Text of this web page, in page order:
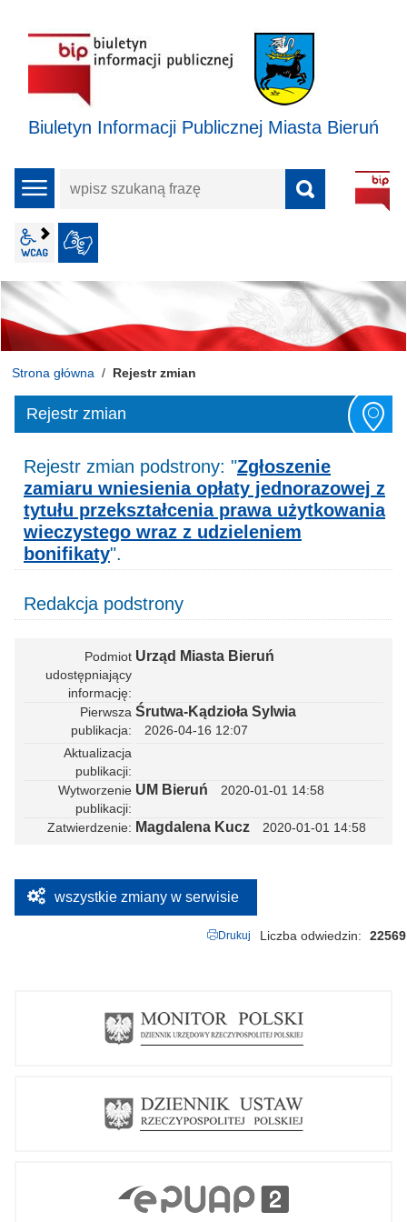
Biuletyn Informacji Publicznej Miasta Bieruń
menu
szukaną
wcag2.1
Strona główna Rejestr zmian
Rejestr zmian
Rejestr zmian podstrony: "Zgłoszenie
zamiaru wniesienia opłaty jednorazowej z
tytułu przekształcenia prawa użytkowania
wieczystego wraz z udzieleniem
bonifikaty".
Redakcja podstrony
Podmiot
udostępniający
informację
Urząd Miasta Bieruń
Pierwsza
publikacja
Śrutwa-Kądzioła Sylwia
2026-04-16 12:07
Aktualizacja
publikacji
Wytworzenie
publikacji
UM Bieruń 2020-01-01 14:58
Zatwierdzenie Magdalena Kucz 2020-01-01 14:58
wszystkie zmiany w serwisie
Drukuj Liczba odwiedzin 22569